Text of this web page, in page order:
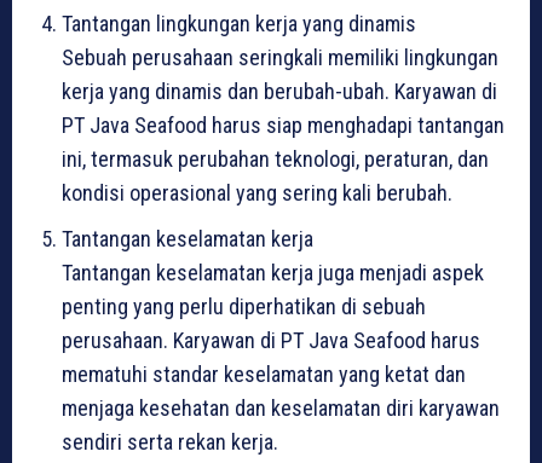
Tantangan lingkungan kerja yang dinamis
Sebuah perusahaan seringkali memiliki lingkungan
kerja yang dinamis dan berubah-ubah. Karyawan di
PT Java Seafood harus siap menghadapi tantangan
ini, termasuk perubahan teknologi, peraturan, dan
kondisi operasional yang sering kali berubah.
Tantangan keselamatan kerja
Tantangan keselamatan kerja juga menjadi aspek
penting yang perlu diperhatikan di sebuah
perusahaan. Karyawan di PT Java Seafood harus
mematuhi standar keselamatan yang ketat dan
menjaga kesehatan dan keselamatan diri karyawan
sendiri serta rekan kerja.